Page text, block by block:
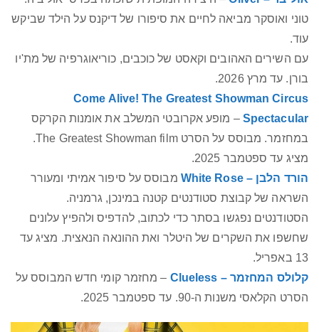
טוני ואוסקר מביאה לחיים את סיפורו של דיקנס על הילד שביקש
עוד.
עם השירים האהובים וקאסט של כוכבים, כוריאוגרפיה של מת'יו
בורן. עד מרץ 2026.
Come Alive! The Greatest Showman Circus
Spectacular – מופע אקרובטי המשלב את אומנות הקרקס
במחזמר. מבוסס על הסרט The Greatest Showman film.
מציג עד ספטמבר 2025.
הורד הלבן – White Rose
מבוסס על סיפור אמיתי ומעורר
השראה של קבוצת סטודנטים קטנה במינכן, גרמניה.
הסטודנטים נפגשו בסתר כדי לכתוב, להדפיס ולהפיץ עלונים
שחשפו את השקרים של היטלר ואת ההונאה הנאצית. מציג עד
13 באפריל.
קלולס המחזמר – Clueless
– מחזמר קומי חדש המבוסס על
הסרט הקלאסי משנות ה-90. עד ספטמבר 2025.